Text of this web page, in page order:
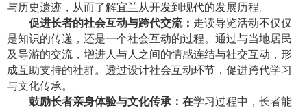
与历史遗迹，从而了解宜兰从开发到现代的发展历程。
促进长者的社会互动与跨代交流： 走读导览活动不仅仅
是知识的传递，还是一个社会互动的过程。通过与当地居民
及导游的交流，增进人与人之间的情感连结与社交互动，形
成互助支持的社群。透过设计社会互动环节，促进跨代学习
与文化传承。
鼓励长者亲身体验与文化传承：在学习过程中，长者能